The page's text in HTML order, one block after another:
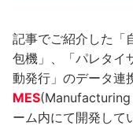
記事でご紹介した「
包機」、「パレタイ
動発行」のデータ連
MES(Manufacturing
ーム内にて開発して